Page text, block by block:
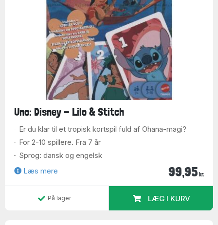
Uno: Disney - Lilo & Stitch
Er du klar til et tropisk kortspil fuld af Ohana-magi?
For 2-10 spillere. Fra 7 år
Sprog: dansk og engelsk
Læs mere
99,95 kr.
På lager LÆG I KURV